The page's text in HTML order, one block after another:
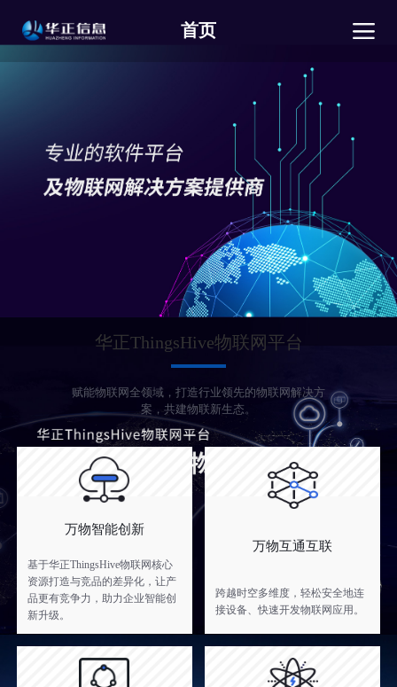
首页
华正ThingsHive物联网平台
赋能物联网全领域，打造行业领先的物联网解决方
案，共建物联新生态。
万物智能创新
基于华正ThingsHive物联网核心
资源打造与竞品的差异化，让产
品更有竞争力，助力企业智能创
新升级。
万物互通互联
跨越时空多维度，轻松安全地连
接设备、快速开发物联网应用。